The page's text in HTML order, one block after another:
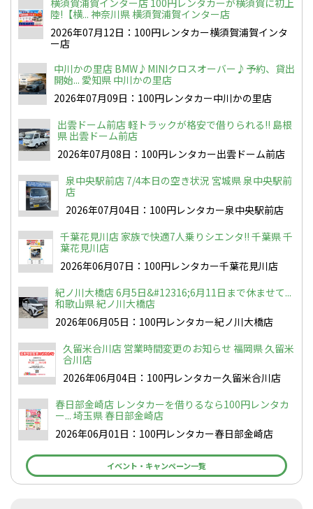
横須賀浦賀インター店 100円レンタカーが横須賀に初上
陸!【横... 神奈川県 横須賀浦賀インター店
2026年07月12日：100円レンタカー横須賀浦賀インタ
ー店
中川かの里店 BMW♪MINIクロスオーバー♪予約、貸出
開始... 愛知県 中川かの里店
2026年07月09日：100円レンタカー中川かの里店
出雲ドーム前店 軽トラックが格安で借りられる!! 島根
県 出雲ドーム前店
2026年07月08日：100円レンタカー出雲ドーム前店
泉中央駅前店 7/4本日の空き状況 宮城県 泉中央駅前
店
2026年07月04日：100円レンタカー泉中央駅前店
千葉花見川店 家族で快適7人乗りシエンタ!! 千葉県 千
葉花見川店
2026年06月07日：100円レンタカー千葉花見川店
紀ノ川大橋店 6月5日&#12316;6月11日まで休ませて...
和歌山県 紀ノ川大橋店
2026年06月05日：100円レンタカー紀ノ川大橋店
久留米合川店 営業時間変更のお知らせ 福岡県 久留米
合川店
2026年06月04日：100円レンタカー久留米合川店
春日部金崎店 レンタカーを借りるなら100円レンタカ
ー... 埼玉県 春日部金崎店
2026年06月01日：100円レンタカー春日部金崎店
イベント・キャンペーン一覧